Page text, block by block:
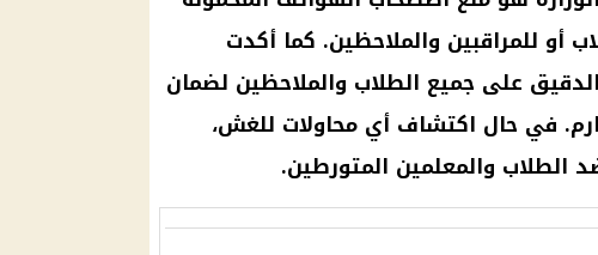
أو للمراقبين والملاحظين. كما أكدت
على جميع الطلاب والملاحظين لضمان
في حال اكتشاف أي محاولات للغش،
الطلاب والمعلمين المتورطين.